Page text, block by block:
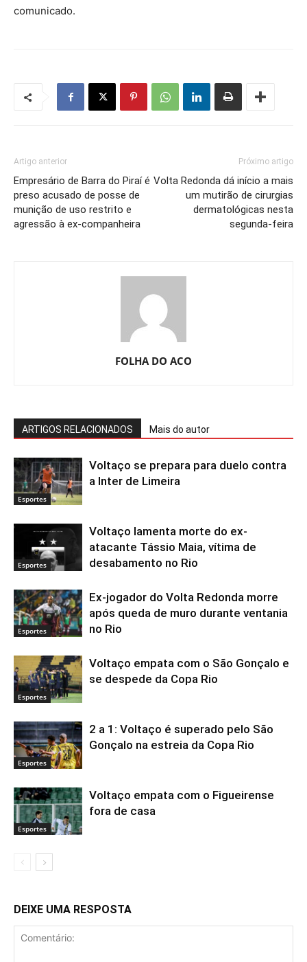
comunicado.
Artigo anterior
Empresário de Barra do Piraí é
preso acusado de posse de
munição de uso restrito e
agressão à ex-companheira
Próximo artigo
Volta Redonda dá início a mais
um mutirão de cirurgias
dermatológicas nesta
segunda-feira
FOLHA DO ACO
ARTIGOS RELACIONADOS Mais do autor
Esportes
Voltaço se prepara para duelo contra
a Inter de Limeira
Esportes
Voltaço lamenta morte do ex-
atacante Tássio Maia, vítima de
desabamento no Rio
Esportes
Ex-jogador do Volta Redonda morre
após queda de muro durante ventania
no Rio
Esportes
Voltaço empata com o São Gonçalo e
se despede da Copa Rio
Esportes
2 a 1: Voltaço é superado pelo São
Gonçalo na estreia da Copa Rio
Esportes
Voltaço empata com o Figueirense
fora de casa
DEIXE UMA RESPOSTA